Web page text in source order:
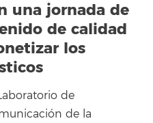
una jornada de
de calidad
los
de
de la